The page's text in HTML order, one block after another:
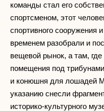
команды стал его
спортсменом, этот
спортивного сооружения
временем разобрали и
вещевой рынок, а там,
помещения под
и конюшня для лошадей
указанию снесли
историко-культурного